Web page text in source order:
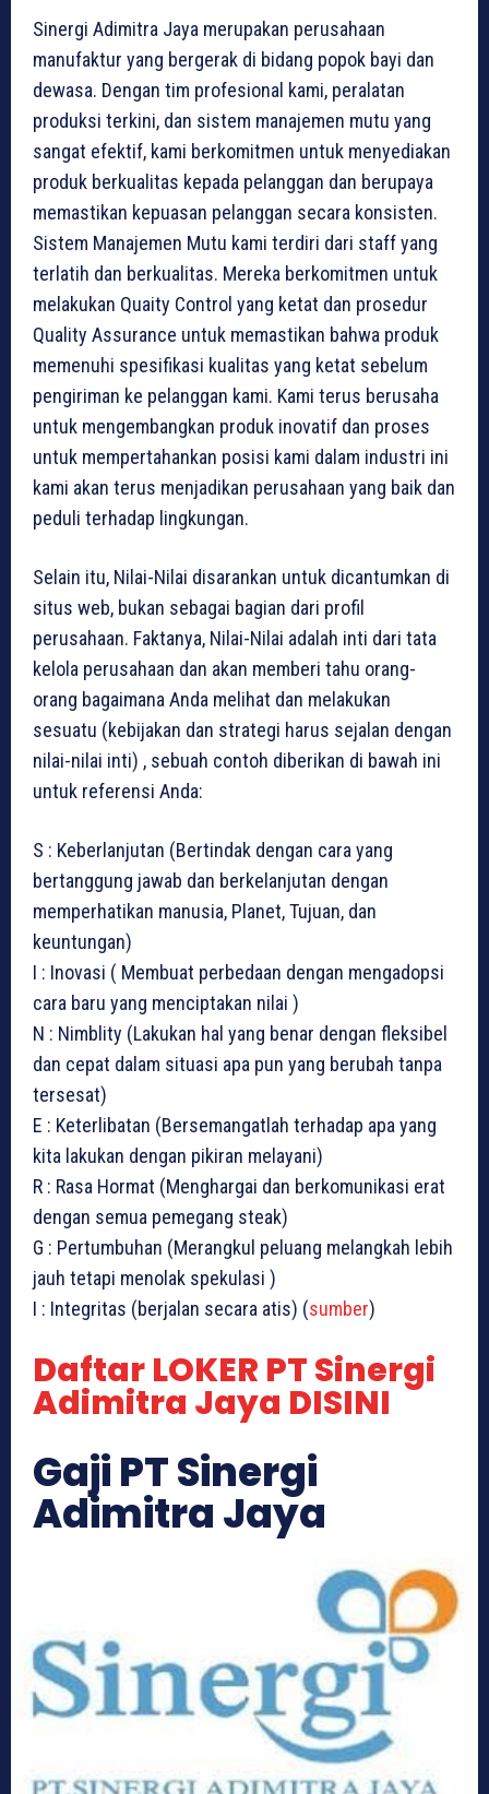
Sinergi Adimitra Jaya merupakan perusahaan
manufaktur yang bergerak di bidang popok bayi dan
dewasa. Dengan tim profesional kami, peralatan
produksi terkini, dan sistem manajemen mutu yang
sangat efektif, kami berkomitmen untuk menyediakan
produk berkualitas kepada pelanggan dan berupaya
memastikan kepuasan pelanggan secara konsisten.
Sistem Manajemen Mutu kami terdiri dari staff yang
terlatih dan berkualitas. Mereka berkomitmen untuk
melakukan Quaity Control yang ketat dan prosedur
Quality Assurance untuk memastikan bahwa produk
memenuhi spesifikasi kualitas yang ketat sebelum
pengiriman ke pelanggan kami. Kami terus berusaha
untuk mengembangkan produk inovatif dan proses
untuk mempertahankan posisi kami dalam industri ini
kami akan terus menjadikan perusahaan yang baik dan
peduli terhadap lingkungan.
Selain itu, Nilai-Nilai disarankan untuk dicantumkan di
situs web, bukan sebagai bagian dari profil
perusahaan. Faktanya, Nilai-Nilai adalah inti dari tata
kelola perusahaan dan akan memberi tahu orang-
orang bagaimana Anda melihat dan melakukan
sesuatu (kebijakan dan strategi harus sejalan dengan
nilai-nilai inti) , sebuah contoh diberikan di bawah ini
untuk referensi Anda:
S : Keberlanjutan (Bertindak dengan cara yang
bertanggung jawab dan berkelanjutan dengan
memperhatikan manusia, Planet, Tujuan, dan
keuntungan)
I : Inovasi ( Membuat perbedaan dengan mengadopsi
cara baru yang menciptakan nilai )
N : Nimblity (Lakukan hal yang benar dengan fleksibel
dan cepat dalam situasi apa pun yang berubah tanpa
tersesat)
E : Keterlibatan (Bersemangatlah terhadap apa yang
kita lakukan dengan pikiran melayani)
R : Rasa Hormat (Menghargai dan berkomunikasi erat
dengan semua pemegang steak)
G : Pertumbuhan (Merangkul peluang melangkah lebih
jauh tetapi menolak spekulasi )
I : Integritas (berjalan secara atis) (sumber)
Daftar LOKER PT Sinergi
Adimitra Jaya DISINI
Gaji PT Sinergi
Adimitra Jaya